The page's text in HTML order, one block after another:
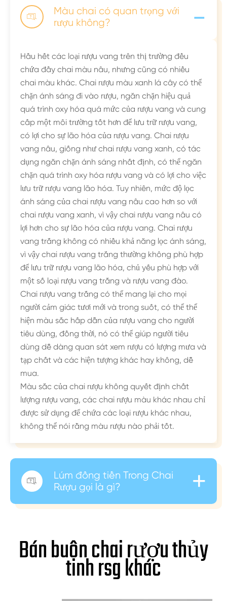

Màu chai có quan trọng với
rượu không?
-
Hầu hết các loại rượu vang trên thị trường đều
chứa đầy chai màu nâu, nhưng cũng có nhiều
chai màu khác. Chai rượu màu xanh lá cây có thể
chặn ánh sáng đi vào rượu, ngăn chặn hiệu quả
quá trình oxy hóa quá mức của rượu vang và cung
cấp một môi trường tốt hơn để lưu trữ rượu vang,
có lợi cho sự lão hóa của rượu vang. Chai rượu
vang nâu, giống như chai rượu vang xanh, có tác
dụng ngăn chặn ánh sáng nhất định, có thể ngăn
chặn quá trình oxy hóa rượu vang và có lợi cho việc
lưu trữ rượu vang lão hóa. Tuy nhiên, mức độ lọc
ánh sáng của chai rượu vang nâu cao hơn so với
chai rượu vang xanh, vì vậy chai rượu vang nâu có
lợi hơn cho sự lão hóa của rượu vang. Chai rượu
vang trắng không có nhiều khả năng lọc ánh sáng,
vì vậy chai rượu vang trắng thường không phù hợp
để lưu trữ rượu vang lão hóa, chủ yếu phù hợp với
một số loại rượu vang trắng và rượu vang đào.
Chai rượu vang trắng có thể mang lại cho mọi
người cảm giác tươi mới và trong suốt, có thể thể
hiện màu sắc hấp dẫn của rượu vang cho người
tiêu dùng, đồng thời, nó có thể giúp người tiêu
dùng dễ dàng quan sát xem rượu có lượng mưa và
tạp chất và các hiện tượng khác hay không, dễ
mua.
Màu sắc của chai rượu không quyết định chất
lượng rượu vang, các chai rượu màu khác nhau chỉ
được sử dụng để chứa các loại rượu khác nhau,
không thể nói rằng màu rượu nào phải tốt.

Lúm đồng tiền Trong Chai
Rượu gọi là gì?
+
Bán buôn chai rượu thủy
tinh rsg khác